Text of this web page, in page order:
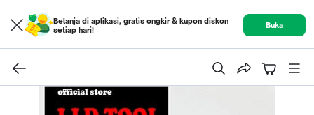
Belanja di aplikasi, gratis ongkir & kupon diskon
setiap hari!
Buka